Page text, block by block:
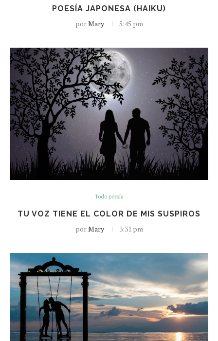
POESÍA JAPONESA (HAIKU)
porMary 5:45 pm
Todo poesía
TU VOZ TIENE EL COLOR DE MIS SUSPIROS
porMary 3:31 pm